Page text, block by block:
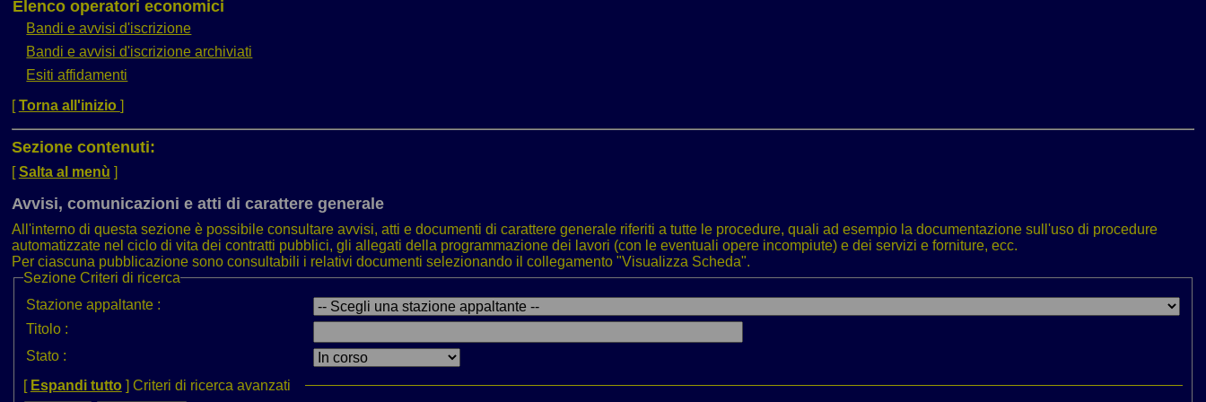
Elenco operatori economici
Bandi e avvisi d'iscrizione
Bandi e avvisi d'iscrizione archiviati
Esiti affidamenti
[Torna all'inizio ]
Sezione contenuti:
[Salta al menù ]
Avvisi, comunicazioni e atti di carattere generale
All'interno di questa sezione è possibile consultare avvisi, atti e documenti di carattere generale riferiti a tutte le procedure, quali ad esempio la documentazione sull'uso di procedure
automatizzate nel ciclo di vita dei contratti pubblici, gli allegati della programmazione dei lavori (con le eventuali opere incompiute) e dei servizi e forniture, ecc.
Per ciascuna pubblicazione sono consultabili i relativi documenti selezionando il collegamento "Visualizza Scheda".
Sezione Criteri di ricerca
Stazione appaltante :
Titolo :
Stato :
[ Espandi tutto ] Criteri di ricerca avanzati